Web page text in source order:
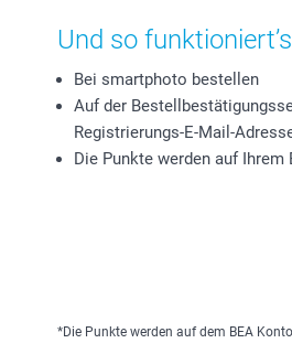
Und so
Bei smartphoto bestellen
Auf der
Registrierungs-E-Mail-
Die Punkte werden auf
*Die Punkte werden auf dem BEA